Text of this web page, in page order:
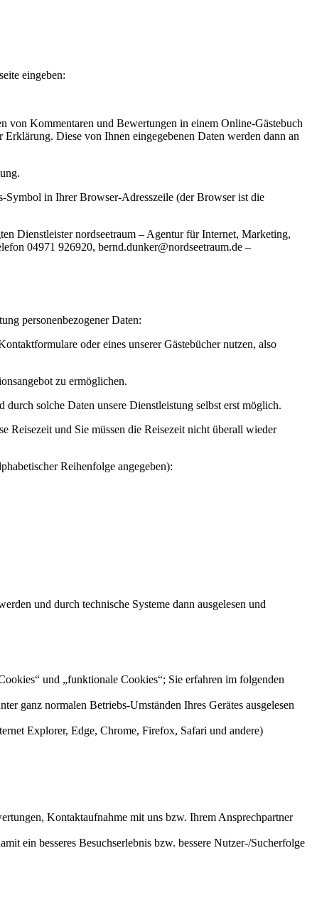
eingeben:
von Kommentaren und Bewertungen in einem Online-Gästebuch
Diese von Ihnen eingegebenen Daten werden dann an
Symbol in Ihrer Browser-Adresszeile (der Browser ist die
Dienstleister nordseetraum – Agentur für Internet, Marketing,
04971 926920, bernd.dunker@nordseetraum.de –
personenbezogener Daten:
oder eines unserer Gästebücher nutzen, also
zu ermöglichen.
solche Daten unsere Dienstleistung selbst erst möglich.
Reisezeit und Sie müssen die Reisezeit nicht überall wieder
Reihenfolge angegeben):
und durch technische Systeme dann ausgelesen und
und „funktionale Cookies“; Sie erfahren im folgenden
ganz normalen Betriebs-Umständen Ihres Gerätes ausgelesen
Explorer, Edge, Chrome, Firefox, Safari und andere)
Kontaktaufnahme mit uns bzw. Ihrem Ansprechpartner
ein besseres Besuchserlebnis bzw. bessere Nutzer-/Sucherfolge